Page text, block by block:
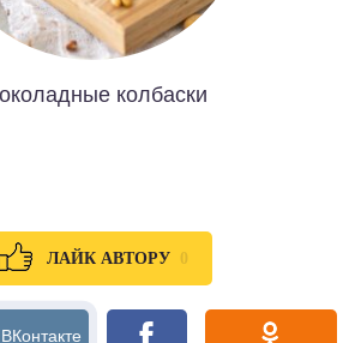
колбаски
ЛАЙК АВТОРУ 0